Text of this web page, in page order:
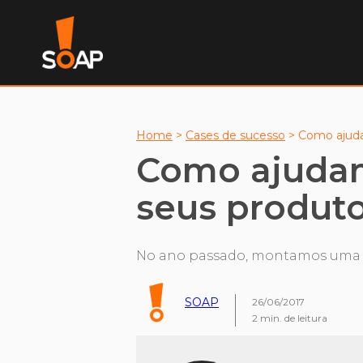
Home > Cases de sucesso > Como
Como
seus
No ano passado, montamos
SOAP
26/06/2017
2 min. de leitura